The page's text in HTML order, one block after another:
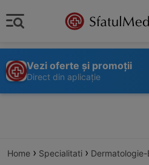
Vezi oferte și promoții
Direct din aplicație
Home › Specialitati › Dermatologie-